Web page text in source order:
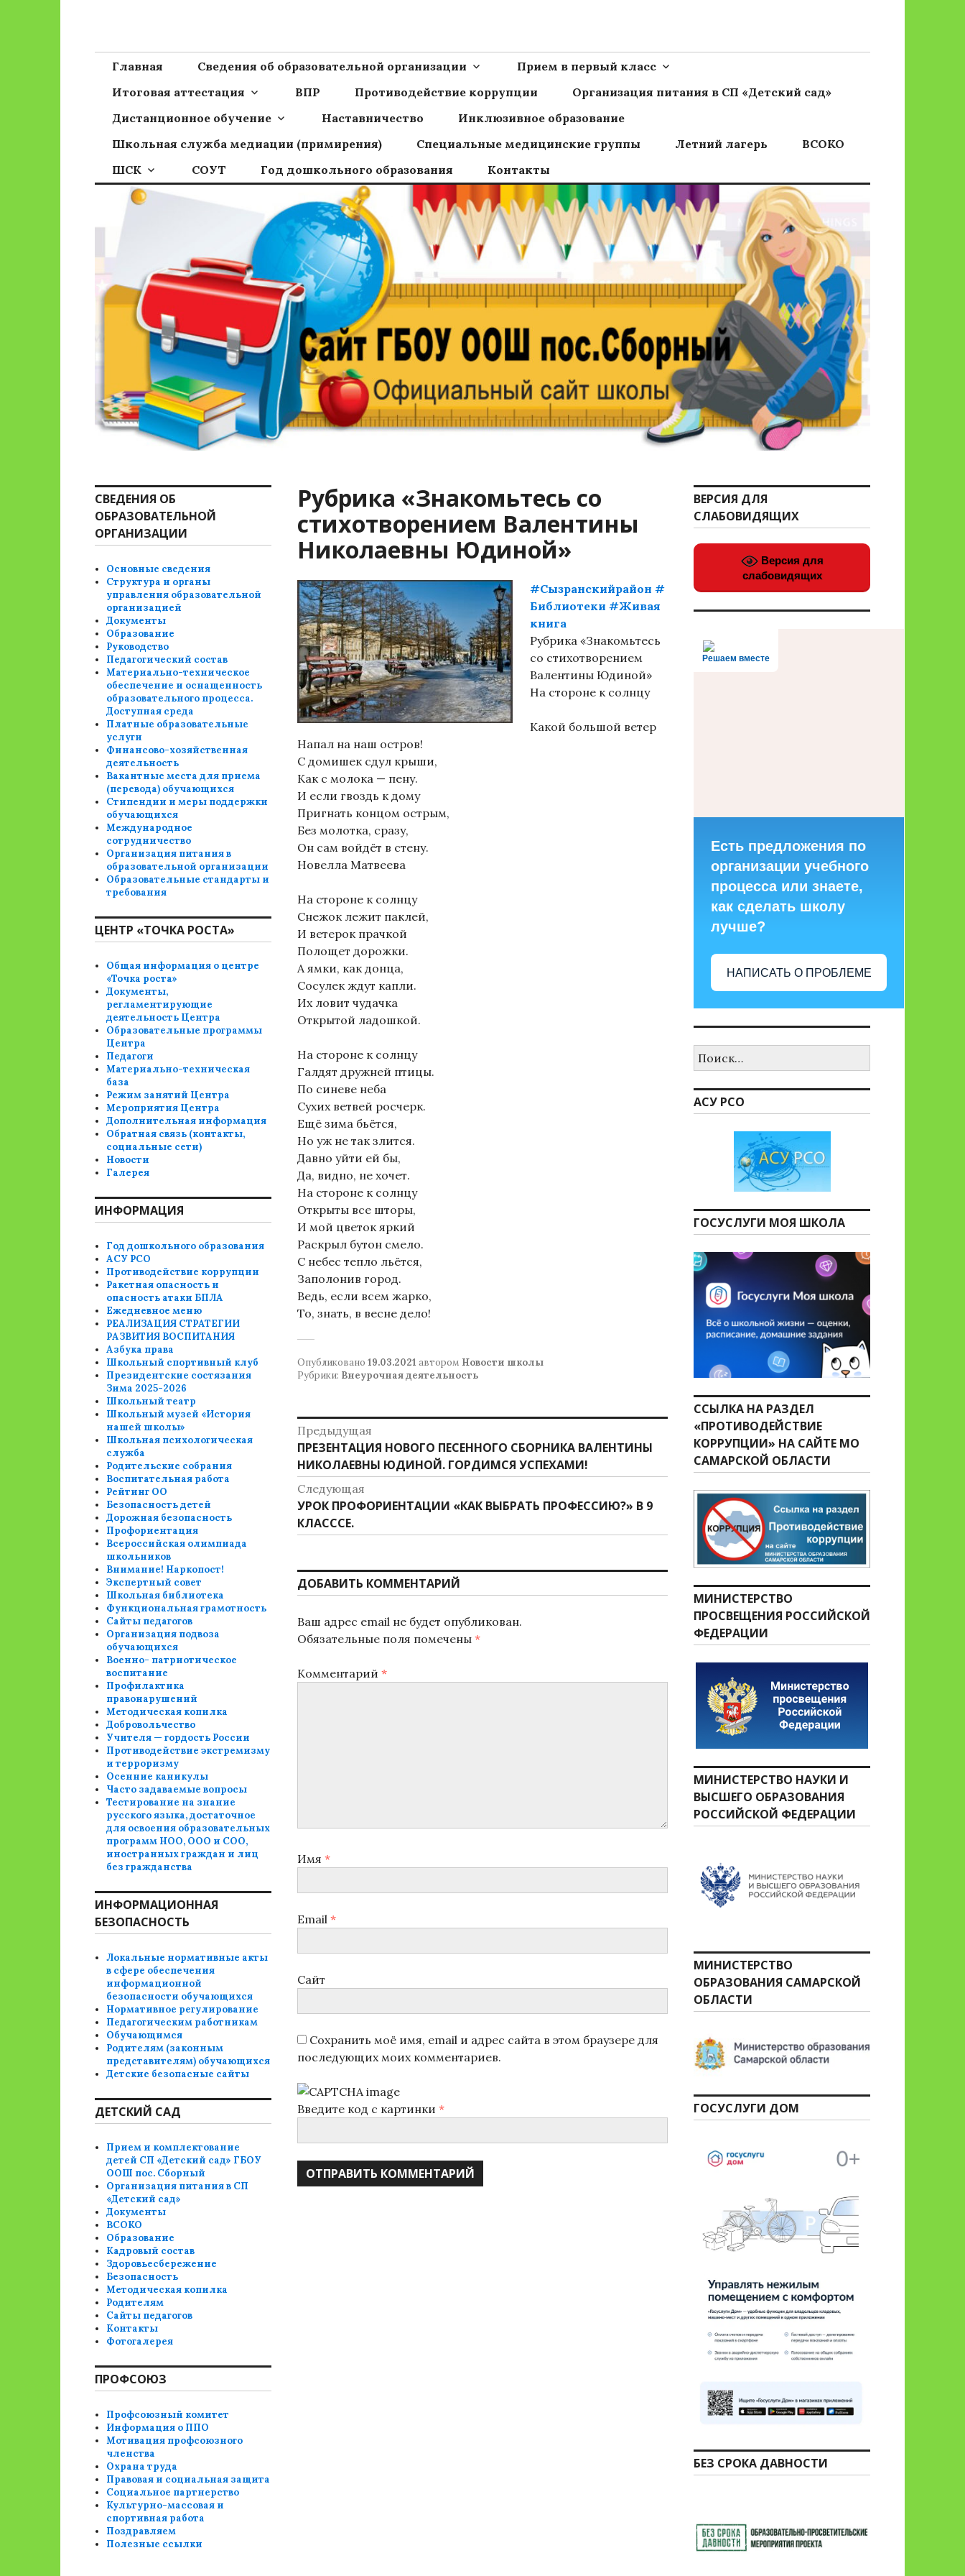
Сайт ГБОУ ООШ пос.Сборный
Главная Сведения об образовательной организации
Прием в первый класс
Итоговая аттестация
ВПР Противодействие коррупции
Организация питания в СП «Детский сад»
Дистанционное обучение
Наставничество
Инклюзивное образование
Школьная служба медиации (примирения)
Специальные медицинские группы Летний лагерь
ВСОКО
ШСК
СОУТ Год дошкольного образования Контакты
Рубрика «Знакомьтесь со
стихотворением Валентины
Николаевны Юдиной»
#Сызранскийрайон #
Библиотеки #Живая
книга
Рубрика «Знакомьтесь
со стихотворением
Валентины Юдиной»
На стороне к солнцу
Какой большой ветер
Напал на наш остров!
С домишек сдул крыши,
Как с молока — пену.
И если гвоздь к дому
Пригнать концом острым,
Без молотка, сразу,
Он сам войдёт в стену.
Новелла Матвеева
На стороне к солнцу
Снежок лежит паклей,
И ветерок прачкой
Полощет дорожки.
А ямки, как донца,
Сосулек ждут капли.
Их ловит чудачка
Открытой ладошкой.
На стороне к солнцу
Галдят дружней птицы.
По синеве неба
Сухих ветвей росчерк.
Ещё зима бьётся,
Но уж не так злится.
Давно уйти ей бы,
Да, видно, не хочет.
На стороне к солнцу
Открыты все шторы,
И мой цветок яркий
Раскрыл бутон смело.
С небес тепло льётся,
Заполонив город.
Ведь, если всем жарко,
То, знать, в весне дело!
Опубликовано 19.03.2021 автором Новости школы
Рубрики: Внеурочная деятельность
Навигация
по
записям
Предыдущая
Предыдущая
запись:
ПРЕЗЕНТАЦИЯ НОВОГО ПЕСЕННОГО СБОРНИКА ВАЛЕНТИНЫ
НИКОЛАЕВНЫ ЮДИНОЙ. ГОРДИМСЯ УСПЕХАМИ!
Следующая
Следующая
запись:
УРОК ПРОФОРИЕНТАЦИИ «КАК ВЫБРАТЬ ПРОФЕССИЮ?» В 9
КЛАСССЕ.
ДОБАВИТЬ КОММЕНТАРИЙ
Ваш адрес email не будет опубликован.
Обязательные поля помечены *
Комментарий *
Имя *
Email *
Сайт
Сохранить моё имя, email и адрес сайта в этом браузере для
последующих моих комментариев.
Введите код с картинки *
СВЕДЕНИЯ ОБ
ОБРАЗОВАТЕЛЬНОЙ
ОРГАНИЗАЦИИ
Основные сведения
Структура и органы
управления образовательной
организацией
Документы
Образование
Руководство
Педагогический состав
Материально-техническое
обеспечение и оснащенность
образовательного процесса.
Доступная среда
Платные образовательные
услуги
Финансово-хозяйственная
деятельность
Вакантные места для приема
(перевода) обучающихся
Стипендии и меры поддержки
обучающихся
Международное
сотрудничество
Организация питания в
образовательной организации
Образовательные стандарты и
требования
ЦЕНТР «ТОЧКА РОСТА»
Общая информация о центре
«Точка роста»
Документы,
регламентирующие
деятельность Центра
Образовательные программы
Центра
Педагоги
Материально-техническая
база
Режим занятий Центра
Мероприятия Центра
Дополнительная информация
Обратная связь (контакты,
социальные сети)
Новости
Галерея
ИНФОРМАЦИЯ
Год дошкольного образования
АСУ РСО
Противодействие коррупции
Ракетная опасность и
опасность атаки БПЛА
Ежедневное меню
РЕАЛИЗАЦИЯ СТРАТЕГИИ
РАЗВИТИЯ ВОСПИТАНИЯ
Азбука права
Школьный спортивный клуб
Президентские состязания
Зима 2025-2026
Школьный театр
Школьный музей «История
нашей школы»
Школьная психологическая
служба
Родительские собрания
Воспитательная работа
Рейтинг ОО
Безопасность детей
Дорожная безопасность
Профориентация
Всероссийская олимпиада
школьников
Внимание! Наркопост!
Экспертный совет
Школьная библиотека
Функциональная грамотность
Сайты педагогов
Организация подвоза
обучающихся
Военно- патриотическое
воспитание
Профилактика
правонарушений
Методическая копилка
Добровольчество
Учителя — гордость России
Противодействие экстремизму
и терроризму
Осенние каникулы
Часто задаваемые вопросы
Тестирование на знание
русского языка, достаточное
для освоения образовательных
программ НОО, ООО и СОО,
иностранных граждан и лиц
без гражданства
ИНФОРМАЦИОННАЯ
БЕЗОПАСНОСТЬ
Локальные нормативные акты
в сфере обеспечения
информационной
безопасности обучающихся
Нормативное регулирование
Педагогическим работникам
Обучающимся
Родителям (законным
представителям) обучающихся
Детские безопасные сайты
ДЕТСКИЙ САД
Прием и комплектование
детей СП «Детский сад» ГБОУ
ООШ пос. Сборный
Организация питания в СП
«Детский сад»
Документы
ВСОКО
Образование
Кадровый состав
Здоровьесбережение
Безопасность
Методическая копилка
Родителям
Сайты педагогов
Контакты
Фотогалерея
ПРОФСОЮЗ
Профсоюзный комитет
Информация о ППО
Мотивация профсоюзного
членства
Охрана труда
Правовая и социальная защита
Социальное партнерство
Культурно-массовая и
спортивная работа
Поздравляем
Полезные ссылки
ВЕРСИЯ ДЛЯ
СЛАБОВИДЯЩИХ
Версия для
слабовидящих
Решаем вместе
Есть предложения по
организации учебного
процесса или знаете,
как сделать школу
лучше?
НАПИСАТЬ О ПРОБЛЕМЕ
АСУ РСО
ГОСУСЛУГИ МОЯ ШКОЛА
ССЫЛКА НА РАЗДЕЛ
«ПРОТИВОДЕЙСТВИЕ
КОРРУПЦИИ» НА САЙТЕ МО
САМАРСКОЙ ОБЛАСТИ
МИНИСТЕРСТВО
ПРОСВЕЩЕНИЯ РОССИЙСКОЙ
ФЕДЕРАЦИИ
МИНИСТЕРСТВО НАУКИ И
ВЫСШЕГО ОБРАЗОВАНИЯ
РОССИЙСКОЙ ФЕДЕРАЦИИ
МИНИСТЕРСТВО
ОБРАЗОВАНИЯ САМАРСКОЙ
ОБЛАСТИ
ГОСУСЛУГИ ДОМ
БЕЗ СРОКА ДАВНОСТИ